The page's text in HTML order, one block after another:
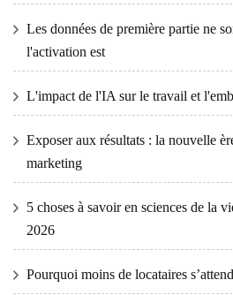
Les données de première partie ne
l'activation est
L'impact de l'IA sur le travail et
Exposer aux résultats : la nouvelle
marketing
5 choses à savoir en sciences de la
2026
Pourquoi moins de locataires